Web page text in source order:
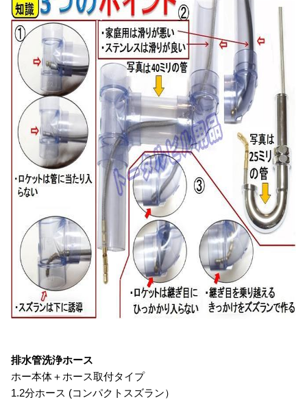
排水管洗浄ホース
ホー本体＋ホース取付タイプ
1.2分ホース (コンパクトスズラン）